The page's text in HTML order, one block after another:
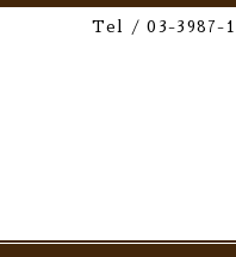
Tel / 03-3987-